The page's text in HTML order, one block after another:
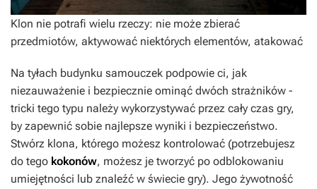
Klon nie potrafi wielu rzeczy: nie może zbierać
przedmiotów, aktywować niektórych elementów, atakować
Na tyłach budynku samouczek podpowie ci, jak
niezauważenie i bezpiecznie ominąć dwóch strażników -
tricki tego typu należy wykorzystywać przez cały czas gry,
by zapewnić sobie najlepsze wyniki i bezpieczeństwo.
Stwórz klona, którego możesz kontrolować (potrzebujesz
do tego kokonów, możesz je tworzyć po odblokowaniu
umiejętności lub znaleźć w świecie gry). Jego żywotność